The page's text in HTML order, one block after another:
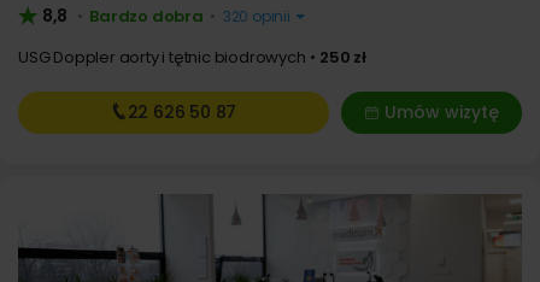
8,8 • Bardzo dobra • 320 opinii
USG Doppler aorty i tętnic biodrowych 250 zł
Umów wizytę
22 626 50 87